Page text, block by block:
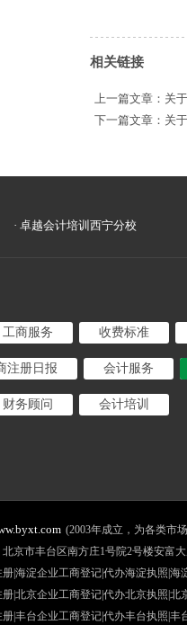
相关链接
上一篇文章： 关
下一篇文章： 关
· 卓越会计培训西宁分校
工商服务 收费标准
注册日报 会计服务
财务顾问 会计培训
(2003年成立，为各类市
京市丰台区南方庄1号院2号楼安富大
|海淀企业工商登记|代办海淀执照| 海
|北京企业工商登记代办北京执照 北
|丰台企业工商登记代办丰台执照 丰